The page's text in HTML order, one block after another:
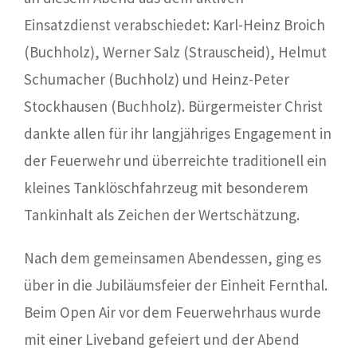
Einsatzdienst verabschiedet: Karl-Heinz Broich
(Buchholz), Werner Salz (Strauscheid), Helmut
Schumacher (Buchholz) und Heinz-Peter
Stockhausen (Buchholz). Bürgermeister Christ
dankte allen für ihr langjähriges Engagement in
der Feuerwehr und überreichte traditionell ein
kleines Tanklöschfahrzeug mit besonderem
Tankinhalt als Zeichen der Wertschätzung.
Nach dem gemeinsamen Abendessen, ging es
über in die Jubiläumsfeier der Einheit Fernthal.
Beim Open Air vor dem Feuerwehrhaus wurde
mit einer Liveband gefeiert und der Abend